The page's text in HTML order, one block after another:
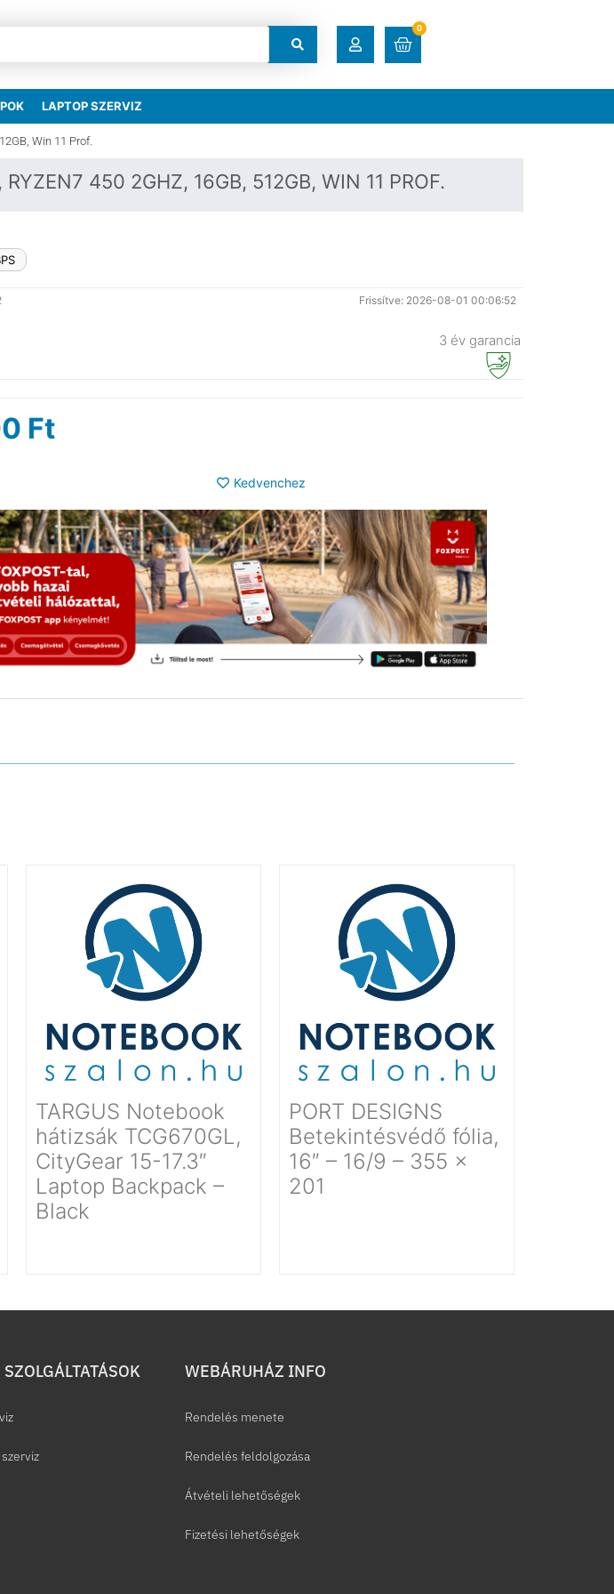
ELFELEJTETT JELSZÓ
0
LAPTOP SZERVIZ
Win 11 Prof.
450 2GHZ, 16GB, 512GB, WIN 11 PROF.
Frissítve: 2026-08-01 00:06:52
3 év garancia
Ft
Kedvenchez
TARGUS Notebook
hátizsák TCG670GL,
CityGear 15-17.3″
Laptop Backpack –
Black
PORT DESIGNS
Betekintésvédő fólia,
16″ – 16/9 – 355 x
201
WEBÁRUHÁZ INFO
Rendelés menete
Rendelés feldolgozása
Átvételi lehetőségek
Fizetési lehetőségek